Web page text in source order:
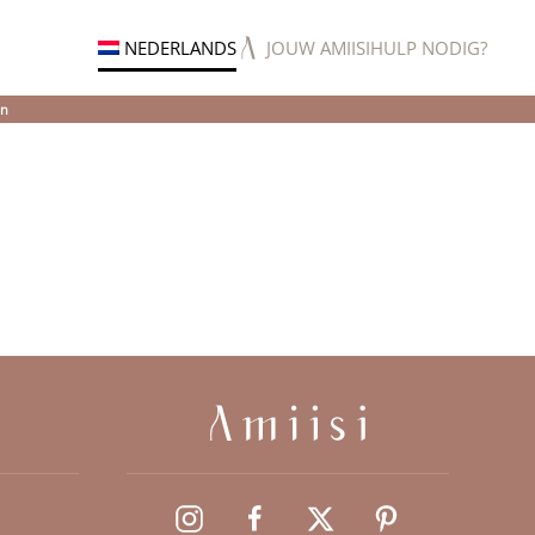
NEDERLANDS JOUW AMIISIHULP NODIG?